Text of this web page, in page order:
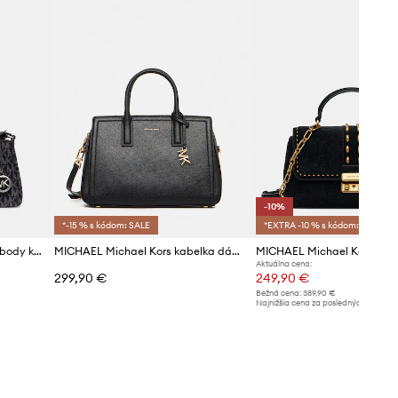
Michael Kors
MICHAEL Michael Kors crossbody kabelka dámska Zadie
*-15 % s kódom: SALE
MICHAEL Michael Kors kabelka dámska kožená LAILA
299,90 €
-10%
*EXTRA -10 % s kódom:SALE
Aktuálna cena:
249,90 €
Bežná cena: 389,90 €
Najnižšia cena za posledných 30 dní